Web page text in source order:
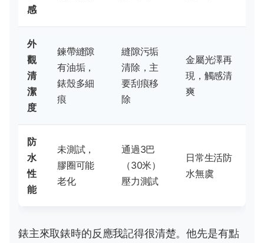
感
外
觀
清
潔
度
鍊帶縫隙
有油垢，
錶殼多細
痕
縫隙污垢
清除，主
要刮痕移
除
金屬光澤再
現，觸感清
爽
防
水
性
能
未測試，
膠圈可能
老化
通過3巴
（30米）
壓力測試
日常生活防
水無虞
錶主來取錶時的反應我記得很清楚。他先是有點